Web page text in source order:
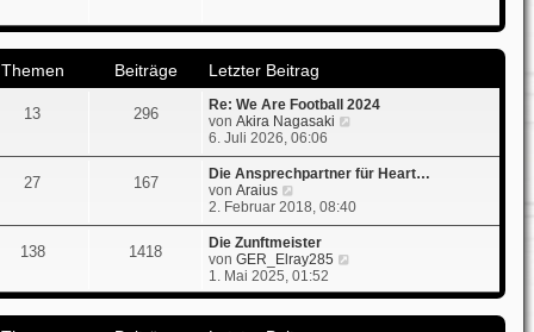
r
a
g
r
t
r
e
r
B
t
r
Themen Beiträge
Letzter Beitrag
13 296
Re: We Are Football 2024
vonAkira Nagasaki
u
e
t
t
r
6. Juli 2026, 06:06
27 167
Die Ansprechpartner für Heart…
vonAraius
e
u
e
s
t
e
2. Februar 2018, 08:40
138 1418
Die Zunftmeister
vonGER_Elray285
u
1. Mai 2025, 01:52